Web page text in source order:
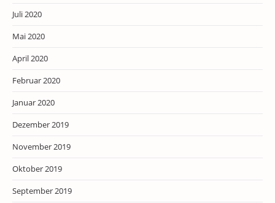
Juli 2020
Mai 2020
April 2020
Februar 2020
Januar 2020
Dezember 2019
November 2019
Oktober 2019
September 2019